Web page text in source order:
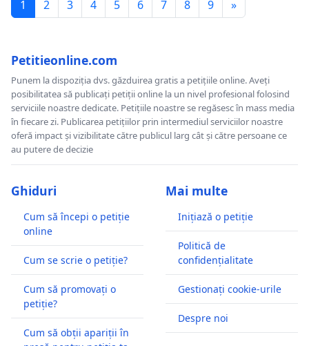
1 2 3 4 5 6 7 8 9 »
Petitieonline.com
Punem la dispoziția dvs. găzduirea gratis a petițiile online. Aveți
posibilitatea să publicați petiții online la un nivel profesional folosind
serviciile noastre dedicate. Petițiile noastre se regăsesc în mass media
în fiecare zi. Publicarea petițiilor prin intermediul serviciilor noastre
oferă impact și vizibilitate către publicul larg cât și către persoane ce
au putere de decizie
Ghiduri
Cum să începi o petiție
online
Cum se scrie o petiție?
Cum să promovați o
petiție?
Cum să obții apariții în
Mai multe
Inițiază o petiție
Politică de
confidențialitate
Gestionați cookie-urile
Despre noi